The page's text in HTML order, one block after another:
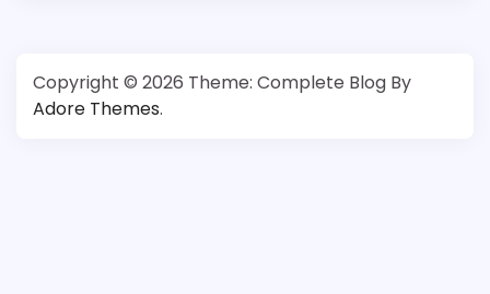
Copyright © 2026 Theme: Complete Blog By
Adore Themes.